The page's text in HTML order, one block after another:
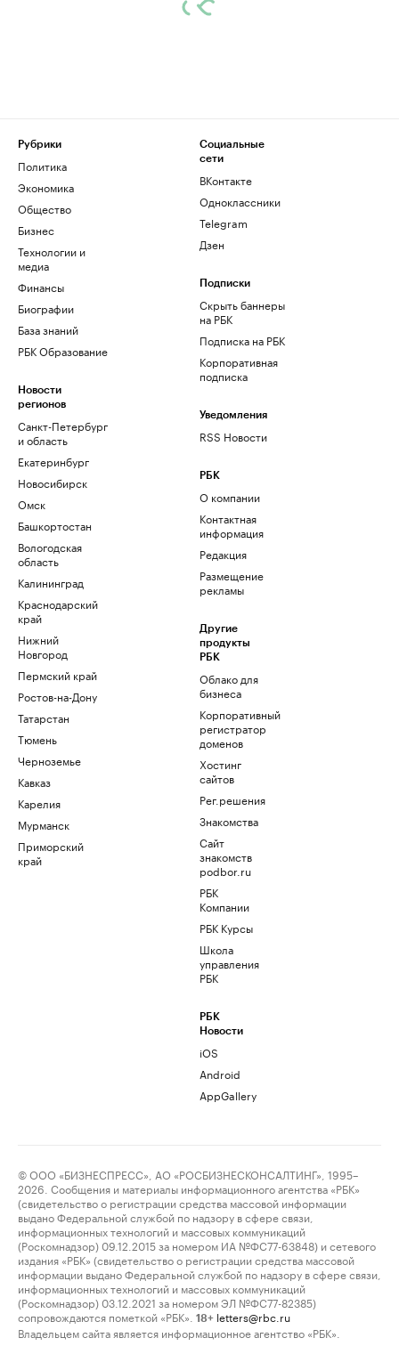
Рубрики
Политика
Экономика
Общество
Бизнес
Технологии и
медиа
Финансы
Биографии
База знаний
РБК Образование
Новости
регионов
Санкт-Петербург
и область
Екатеринбург
Новосибирск
Омск
Башкортостан
Вологодская
область
Калининград
Краснодарский
край
Нижний
Новгород
Пермский край
Ростов-на-Дону
Татарстан
Тюмень
Черноземье
Кавказ
Карелия
Мурманск
Приморский
край
Социальные
сети
ВКонтакте
Одноклассники
Telegram
Дзен
Подписки
Скрыть баннеры
на РБК
Подписка на РБК
Корпоративная
подписка
Уведомления
RSS Новости
РБК
О компании
Контактная
информация
Редакция
Размещение
рекламы
Другие
продукты
РБК
Облако для
бизнеса
Корпоративный
регистратор
доменов
Хостинг
сайтов
Рег.решения
Знакомства
Сайт
знакомств
podbor.ru
РБК
Компании
РБК Курсы
Школа
управления
РБК
РБК
Новости
iOS
Android
AppGallery
© ООО «БИЗНЕСПРЕСС», АО «РОСБИЗНЕСКОНСАЛТИНГ», 1995–
2026. Сообщения и материалы информационного агентства «РБК»
(свидетельство о регистрации средства массовой информации
выдано Федеральной службой по надзору в сфере связи,
информационных технологий и массовых коммуникаций
(Роскомнадзор) 09.12.2015 за номером ИА №ФС77-63848) и сетевого
издания «РБК» (свидетельство о регистрации средства массовой
информации выдано Федеральной службой по надзору в сфере связи,
информационных технологий и массовых коммуникаций
(Роскомнадзор) 03.12.2021 за номером ЭЛ №ФС77-82385)
сопровождаются пометкой «РБК».
18+ letters@rbc.ru
Владельцем сайта является информационное агентство «РБК».